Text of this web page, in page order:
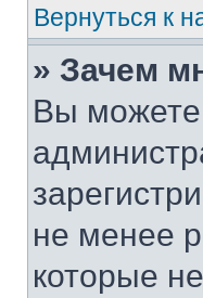
Вернуться к
» Зачем
Вы можете
не менее
которые